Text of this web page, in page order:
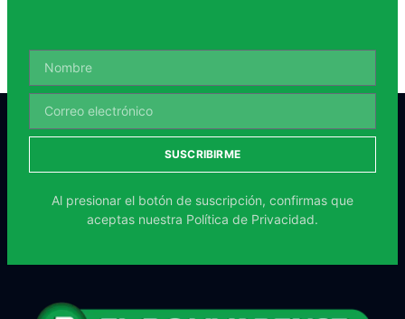
SUSCRIBIRME
Al presionar el botón de suscripción, confirmas que
aceptas nuestra Política de Privacidad.